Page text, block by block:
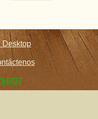
Desktop
8437